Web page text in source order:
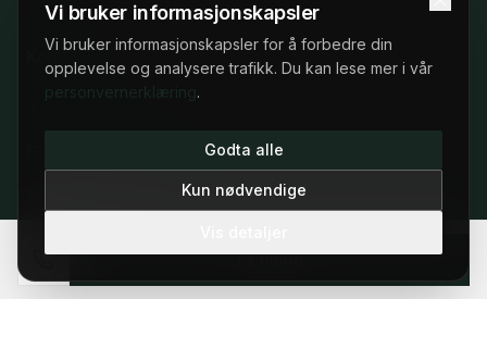
Vi bruker informasjonskapsler
Vi bruker informasjonskapsler for å forbedre din
opplevelse og analysere trafikk. Du kan lese mer i vår
personvernerklæring.
Godta alle
Kun nødvendige
22 53 57 53
Man–fre 09:00–17:00
Kontakt
22 53 57 53
post@elbilleasing.no
Få tilbud